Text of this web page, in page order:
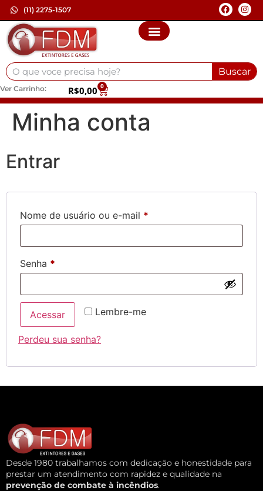
(11) 2275-1507
Buscar
Ver Carrinho: R$0,00 0
Minha conta
Entrar
Nome de usuário ou e-mail *
Senha *
Lembre-me
Acessar
Perdeu sua senha?
Desde 1980 trabalhamos com dedicação e honestidade para
prestar um atendimento com rapidez e qualidade na
prevenção de combate à incêndios.